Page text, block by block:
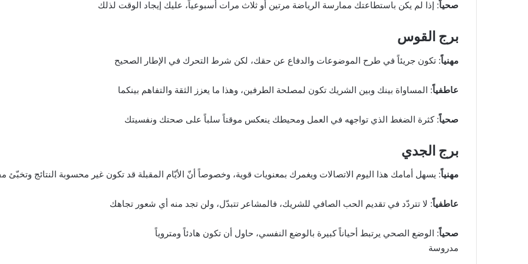
صحياً: إذا لم يكن باستطاعتك ممارسة الرياضة مرتين أو ثلاث مرات أسبوعياً، عليك إيجاد الوقت لذلك
برج القوس
مهنياً: تكون جريئاً في طرح الموضوعات والدفاع عن حقك، لكن شرط التحرك في الإطار الصحيح
عاطفياً: المساواة بينك وبين الشريك تكون لمصلحة الطرفين، وهذا ما يعزز الثقة والتفاهم بينكما
صحياً: كثرة الضغط الذي تواجهه في العمل ومحيطك ينعكس موقتاً سلباً على صحتك ونفسيتك
برج الجدي
مهنياً: يسهل أمامك هذا اليوم الاتصالات ويغمرك بمعنويات قوية، وخصوصاً أنّ الأيّام المقبلة قد تكون غير محسوبة النتائج وتخبّئ
عاطفياً: لا تتردّد في تقديم الحب الصافي للشريك، فالمشاعر تتبدّل، ولن تجد منه أي شعور تجاهك
صحياً: الوضع الصحي يرتبط أحياناً كبيرة بالوضع النفسي، حاول أن تكون هادئاً ومتروياً
مدروسة